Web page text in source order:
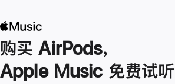
购买 AirPods，
Apple Music 免费试听